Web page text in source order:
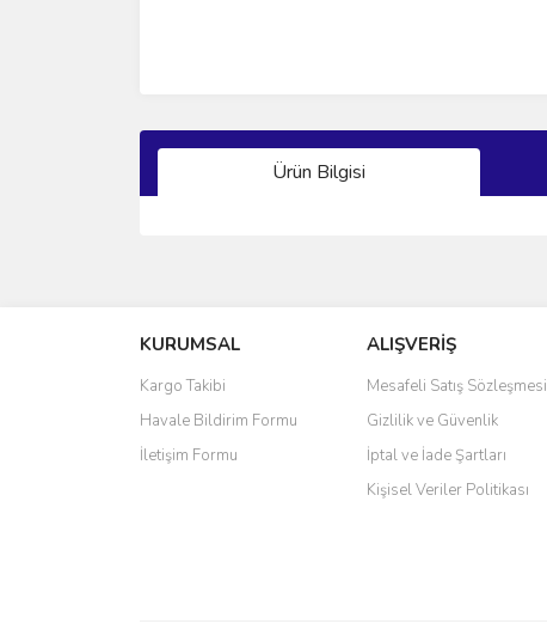
Ürün Bilgisi
Ürün resmi kalitesiz, bozuk veya görüntülenemiyor.
Ürün açıklamasında eksik bilgiler bulunuyor.
Ürün bilgilerinde hatalar bulunuyor.
Ürün fiyatı diğer sitelerden daha pahalı.
Bu ürüne benzer farklı alternatifler olmalı.
KURUMSAL
Kargo Takibi
Havale Bildirim Formu
İletişim Formu
ALIŞVERİŞ
Mesafeli Satış Sözleşmesi
Gizlilik ve Güvenlik
İptal ve İade Şartları
Kişisel Veriler Politikası